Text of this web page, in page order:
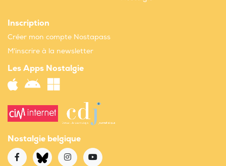
Inscription
Créer mon compte Nostapass
M'inscrire à la newsletter
Les Apps Nostalgie
Nostalgie belgique